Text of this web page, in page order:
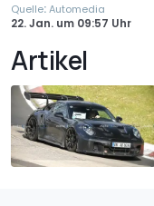
Quelle:Automedia
22. Jan. um 09:57 Uhr
Artikel